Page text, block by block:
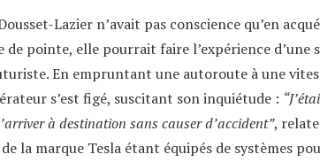
Lazier n’avait pas conscience qu’en
de pointe, elle pourrait faire l’expérience d’une
En empruntant une autoroute à une
s’est figé, suscitant son inquiétude :
à destination sans causer d’accident”,
la marque Tesla étant équipés de systèmes